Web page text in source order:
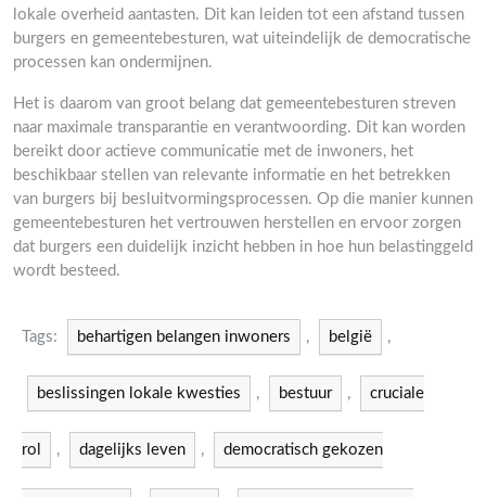
lokale overheid aantasten. Dit kan leiden tot een afstand tussen
burgers en gemeentebesturen, wat uiteindelijk de democratische
processen kan ondermijnen.
Het is daarom van groot belang dat gemeentebesturen streven
naar maximale transparantie en verantwoording. Dit kan worden
bereikt door actieve communicatie met de inwoners, het
beschikbaar stellen van relevante informatie en het betrekken
van burgers bij besluitvormingsprocessen. Op die manier kunnen
gemeentebesturen het vertrouwen herstellen en ervoor zorgen
dat burgers een duidelijk inzicht hebben in hoe hun belastinggeld
wordt besteed.
Tags: behartigen belangen inwoners , belgië ,
beslissingen lokale kwesties , bestuur , cruciale
rol , dagelijks leven , democratisch gekozen